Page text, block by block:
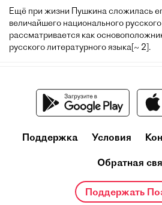
Ещё при жизни Пушкина сложилась
величайшего национального
рассматривается как
русского литературного языка[~ 2].
Поддержка Условия
Обратная
Поддержать